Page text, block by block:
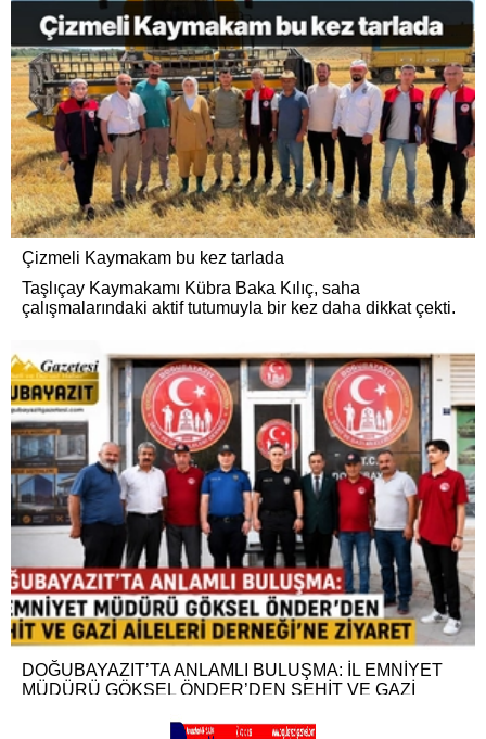
Çizmeli Kaymakam bu kez tarlada
Taşlıçay Kaymakamı Kübra Baka Kılıç, saha
çalışmalarındaki aktif tutumuyla bir kez daha dikkat çekti.
DOĞUBAYAZIT’TA ANLAMLI BULUŞMA: İL EMNİYET
MÜDÜRÜ GÖKSEL ÖNDER’DEN ŞEHİT VE GAZİ